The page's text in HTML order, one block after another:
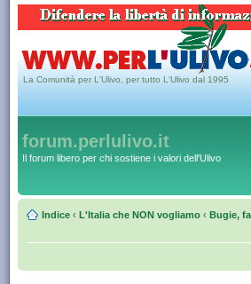
La Comunità per L'Ulivo, per tutto L'Ulivo dal 1995
forum.perlulivo.it
Il forum libero per chi sostiene i valori dell'Ulivo
Indice ‹ L'Italia che NON vogliamo ‹ Bugie,